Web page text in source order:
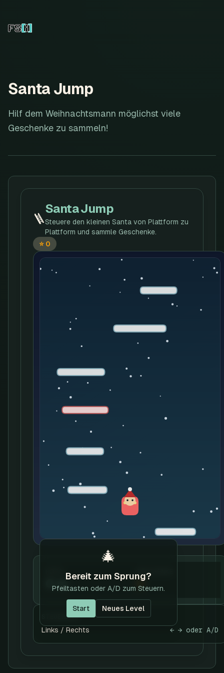
Santa Jump
Hilf dem Weihnachtsmann möglichst viele
Geschenke zu sammeln!
🪜
Santa Jump
Steuere den kleinen Santa von Plattform zu
Plattform und sammle Geschenke.
⭐ 0
🎄
Bereit zum Sprung?
Pfeiltasten oder A/D zum Steuern.
Start Neues Level
0m
GESCHENKE
0
STEUERUNG
Links / Rechts ← → oder A/D